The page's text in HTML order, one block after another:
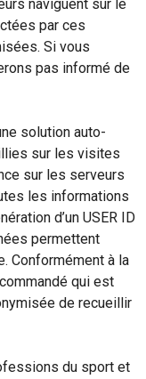
naviguent sur le
par ces
Si vous
pas informé de
solution auto-
sur les visites
sur les serveurs
les informations
d’un USER ID
permettent
Conformément à la
qui est
de recueillir
du sport et